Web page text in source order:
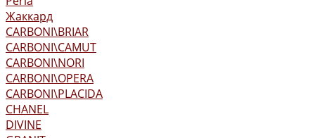
Жаккард
CARBONI\BRIAR
CARBONI\CAMUT
CARBONI\NORI
CARBONI\OPERA
CARBONI\PLACIDA
CHANEL
DIVINE